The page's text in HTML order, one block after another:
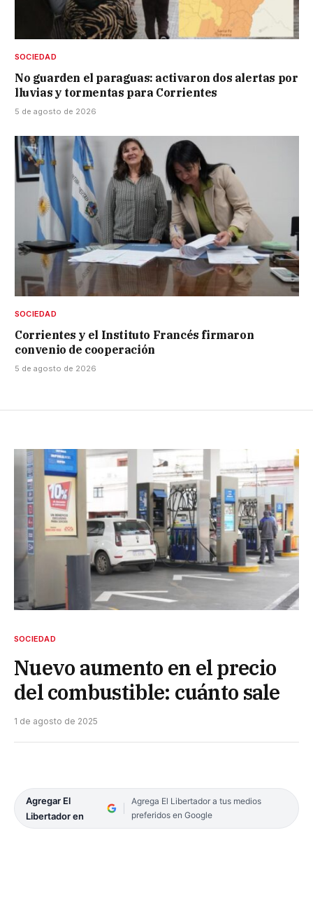
SOCIEDAD
No guarden el paraguas: activaron dos alertas por
lluvias y tormentas para Corrientes
5 de agosto de 2026
SOCIEDAD
Corrientes y el Instituto Francés firmaron
convenio de cooperación
5 de agosto de 2026
SOCIEDAD
Nuevo aumento en el precio
del combustible: cuánto sale
1 de agosto de 2025
Agregar El
Libertador en
Agrega El Libertador a tus medios
preferidos en Google